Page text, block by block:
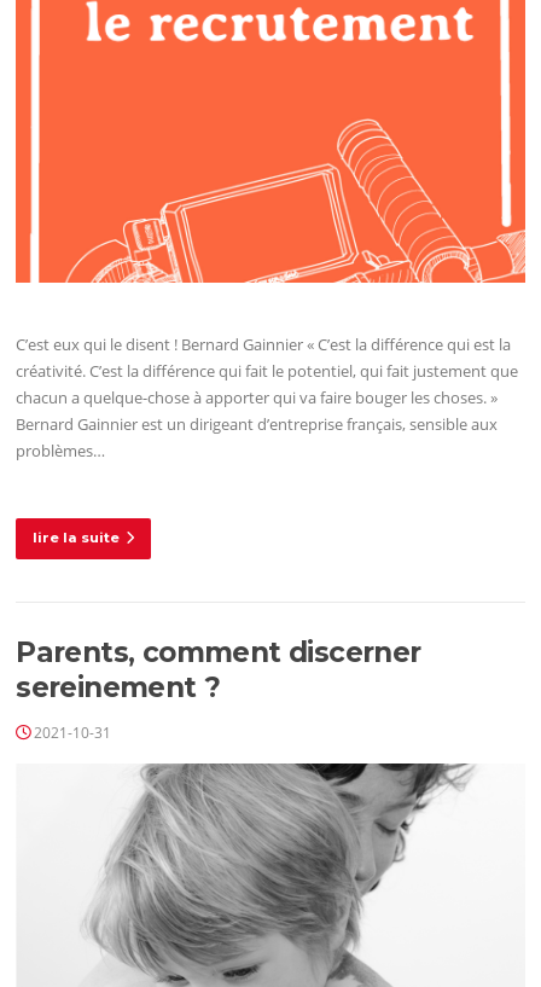
C’est eux qui le disent ! Bernard Gainnier « C’est la différence qui est la
créativité. C’est la différence qui fait le potentiel, qui fait justement que
chacun a quelque-chose à apporter qui va faire bouger les choses. »
Bernard Gainnier est un dirigeant d’entreprise français, sensible aux
problèmes…
lire la suite
Parents, comment discerner
sereinement ?
2021-10-31